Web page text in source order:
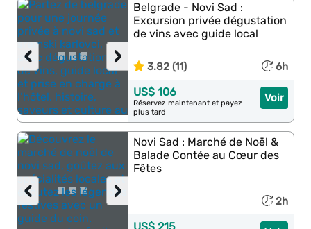
›
‹
Belgrade - Novi Sad :
Excursion privée dégustation
de vins avec guide local
3.82 (11) 6h
Voir
US$ 106
Réservez maintenant et payez
plus tard
›
‹
Novi Sad : Marché de Noël &
Balade Contée au Cœur des
Fêtes
2h